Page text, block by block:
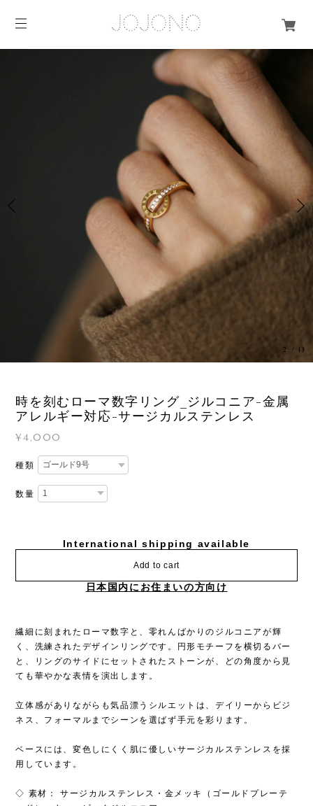
3 / 13
時を刻むローマ数字リング_ジルコニア-金属
アレルギー対応-サージカルステンレス
¥4,000
種類
数量
International shipping available
Add to cart
日本国内にお住まいの方向け
繊細に刻まれたローマ数字と、零れんばかりのジルコニアが輝
く、洗練されたデザインリングです。円形モチーフを横切るバー
と、リングのサイドにセットされたストーンが、どの角度から見
ても華やかな表情を演出します。
立体感がありながらも気品漂うシルエットは、デイリーからビジ
ネス、フォーマルまでシーンを選ばず手元を彩ります。
ベースには、変色しにくく肌に優しいサージカルステンレスを採
用しています。
◇ 素材： サージカルステンレス・金メッキ（ゴールドプレーテ